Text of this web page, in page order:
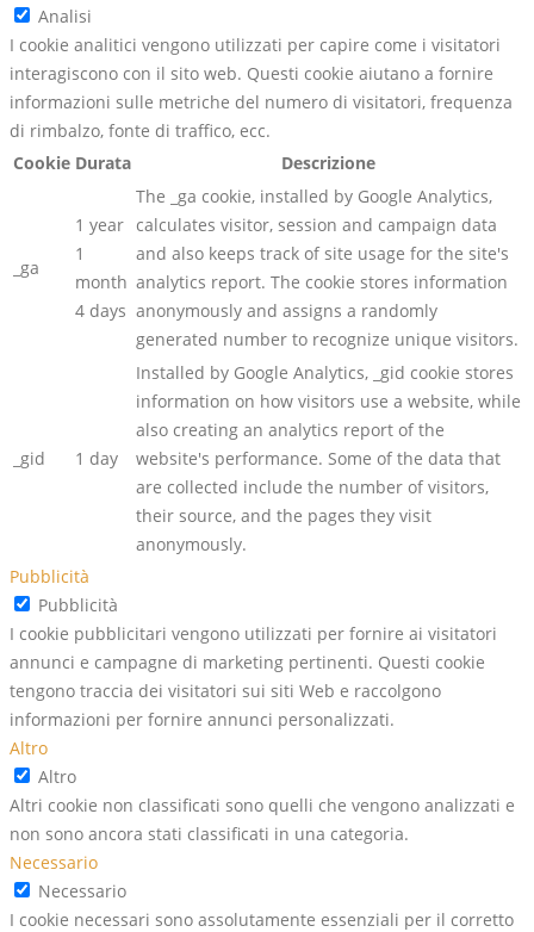
Analisi
I cookie analitici vengono utilizzati per capire come i visitatori
interagiscono con il sito web. Questi cookie aiutano a fornire
informazioni sulle metriche del numero di visitatori, frequenza
di rimbalzo, fonte di traffico, ecc.
Cookie Durata Descrizione
_ga
1 year
1
month
4 days
The _ga cookie, installed by Google Analytics,
calculates visitor, session and campaign data
and also keeps track of site usage for the site's
analytics report. The cookie stores information
anonymously and assigns a randomly
generated number to recognize unique visitors.
_gid 1 day
Installed by Google Analytics, _gid cookie stores
information on how visitors use a website, while
also creating an analytics report of the
website's performance. Some of the data that
are collected include the number of visitors,
their source, and the pages they visit
anonymously.
Pubblicità
Pubblicità
I cookie pubblicitari vengono utilizzati per fornire ai visitatori
annunci e campagne di marketing pertinenti. Questi cookie
tengono traccia dei visitatori sui siti Web e raccolgono
informazioni per fornire annunci personalizzati.
Altro
Altro
Altri cookie non classificati sono quelli che vengono analizzati e
non sono ancora stati classificati in una categoria.
Necessario
Necessario
I cookie necessari sono assolutamente essenziali per il corretto